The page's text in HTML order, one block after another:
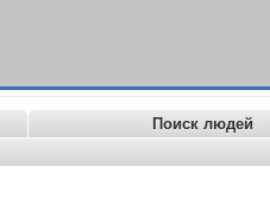
Поиск людей